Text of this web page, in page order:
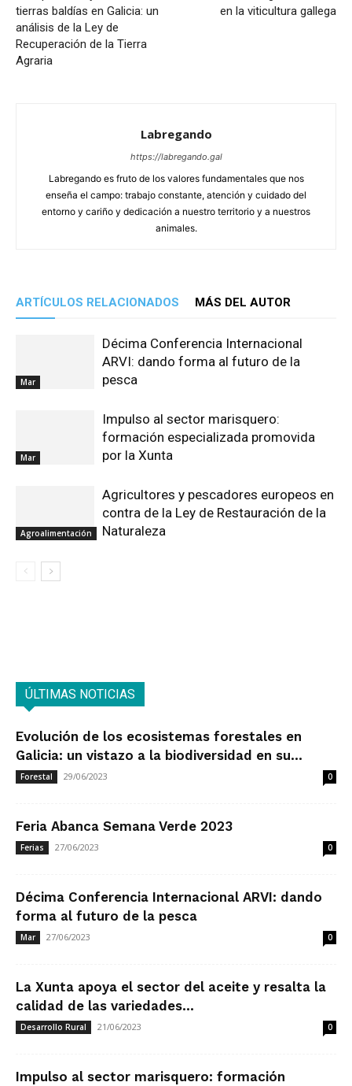
tierras baldías en Galicia: un
análisis de la Ley de
Recuperación de la Tierra
Agraria
en la viticultura gallega
Labregando
https://labregando.gal
Labregando es fruto de los valores fundamentales que nos
enseña el campo: trabajo constante, atención y cuidado del
entorno y cariño y dedicación a nuestro territorio y a nuestros
animales.
ARTÍCULOS RELACIONADOS MÁS DEL AUTOR
Mar
Décima Conferencia Internacional
ARVI: dando forma al futuro de la
pesca
Mar
Impulso al sector marisquero:
formación especializada promovida
por la Xunta
Agroalimentación
Agricultores y pescadores europeos en
contra de la Ley de Restauración de la
Naturaleza
ÚLTIMAS NOTICIAS
Evolución de los ecosistemas forestales en
Galicia: un vistazo a la biodiversidad en su...
Forestal 29/06/2023 0
Feria Abanca Semana Verde 2023
Ferias 27/06/2023 0
Décima Conferencia Internacional ARVI: dando
forma al futuro de la pesca
Mar 27/06/2023 0
La Xunta apoya el sector del aceite y resalta la
calidad de las variedades...
Desarrollo Rural 21/06/2023 0
Impulso al sector marisquero: formación